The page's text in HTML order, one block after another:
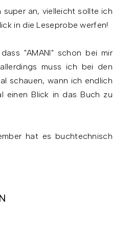
super an, vielleicht sollte ich
in die Leseprobe werfen!
"AMANI" schon bei mir
muss ich bei den
schauen, wann ich endlich
einen Blick in das Buch zu
hat es buchtechnisch